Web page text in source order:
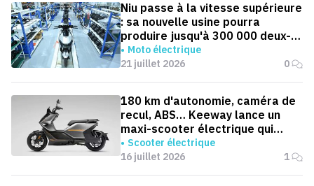
Niu passe à la vitesse supérieure
: sa nouvelle usine pourra
produire jusqu'à 300 000 deux-
roues électriques par an
Moto électrique
21 juillet 2026
0
180 km d'autonomie, caméra de
recul, ABS… Keeway lance un
maxi-scooter électrique qui
défie le BMW CE 04
Scooter électrique
16 juillet 2026
1